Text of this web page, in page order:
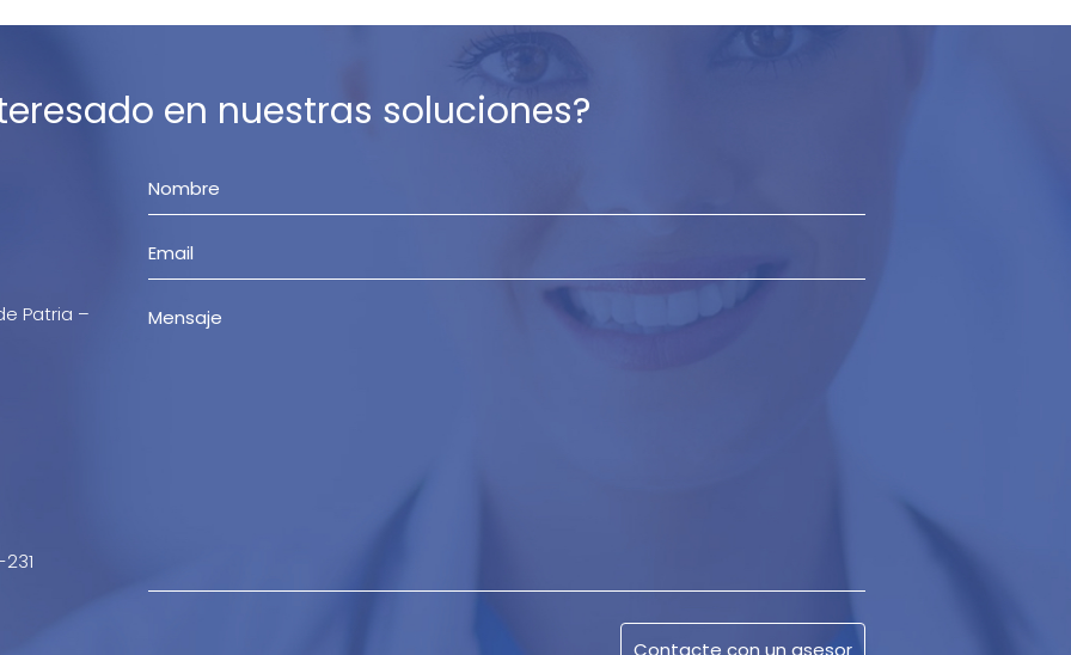
en nuestras soluciones?
Patria –